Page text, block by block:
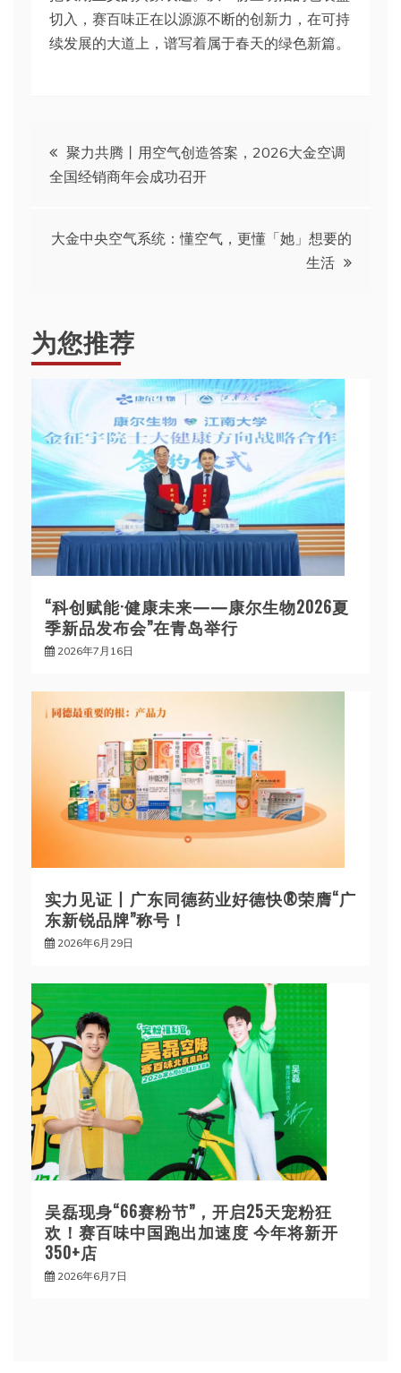
切入，赛百味正在以源源不断的创新力，在可持
续发展的大道上，谱写着属于春天的绿色新篇。
文
章
导
聚力共腾丨用空气创造答案，2026大金空调
全国经销商年会成功召开
大金中央空气系统：懂空气，更懂「她」想要的
生活
为您推荐
“科创赋能·健康未来——康尔生物2026夏
季新品发布会”在青岛举行
2026年7月16日
实力见证丨广东同德药业好德快®荣膺“广
东新锐品牌”称号！
2026年6月29日
吴磊现身“66赛粉节”，开启25天宠粉狂
欢！赛百味中国跑出加速度 今年将新开
350+店
2026年6月7日